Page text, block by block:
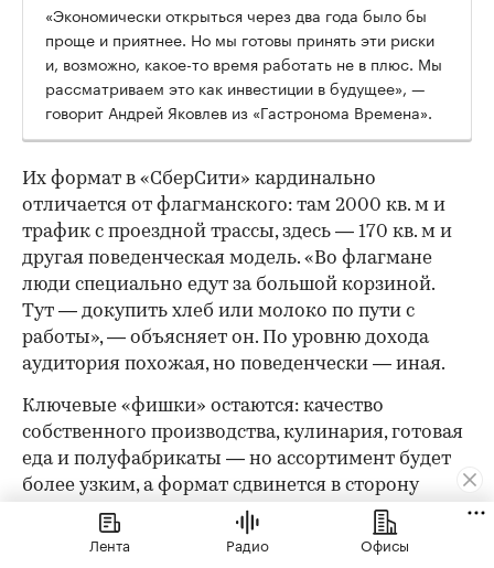
«Экономически открыться через два года было бы
проще и приятнее. Но мы готовы принять эти риски
и, возможно, какое-то время работать не в плюс. Мы
рассматриваем это как инвестиции в будущее», —
говорит Андрей Яковлев из «Гастронома Времена».
Их формат в «СберСити» кардинально
отличается от флагманского: там 2000 кв. м и
трафик с проездной трассы, здесь — 170 кв. м и
другая поведенческая модель. «Во флагмане
люди специально едут за большой корзиной.
Тут — докупить хлеб или молоко по пути с
работы», — объясняет он. По уровню дохода
аудитория похожая, но поведенчески — иная.
Ключевые «фишки» остаются: качество
собственного производства, кулинария, готовая
еда и полуфабрикаты — но ассортимент будет
более узким, а формат сдвинется в сторону
ежедневных небольших покупок. Впрочем,
малым форматом история не ограничивается: в
Лента Радио Офисы